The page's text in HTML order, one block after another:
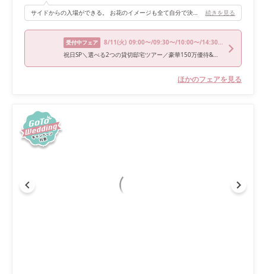
サイドからの入場ができる。 お花のイメージも全て自分で決めれるので、 友達にも私らしい会場だったと褒められました。 続きを見る
受付中フェア 8/11(火) 09:00〜/09:30〜/10:00〜/14:30〜/15:00〜
祝日SP＼選べる2つの貸切邸宅ツアー／豪華150万優待&和牛2万試食
ほかのフェアを見る